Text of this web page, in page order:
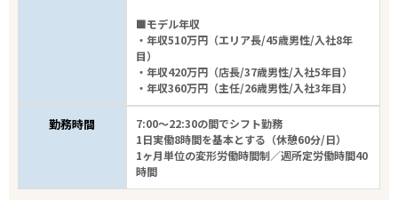
■モデル年収
・年収510万円（エリア長/45歳男性/入社8年
目）
・年収420万円（店長/37歳男性/入社5年目）
・年収360万円（主任/26歳男性/入社3年目）
勤務時間
7:00～22:30の間でシフト勤務
1日実働8時間を基本とする（休憩60分/日）
1ヶ月単位の変形労働時間制／週所定労働時間40
時間